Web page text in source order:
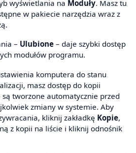
wyświetlania na Moduły. Masz tu
w pakiecie narzędzia wraz z
– Ulubione – daje szybki dostęp
modułów programu.
komputera do stanu
masz dostęp do kopii
tworzone automatycznie przed
zmiany w systemie. Aby
kliknij zakładkę Kopie,
z kopii na liście i kliknij odnośnik